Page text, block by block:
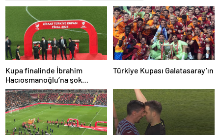
Kupa finalinde İbrahim
Hacıosmanoğlu’na şok
protesto!
Türkiye Kupası Galatasaray’ın